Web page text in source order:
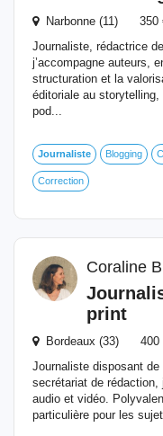
Narbonne (11) 350
Journaliste, rédactrice
j’accompagne auteurs,
structuration et la
éditoriale au
pod...
Journaliste Blogging
Correction
Coraline
print
Bordeaux (33) 400
Journaliste disposant
secrétariat de
audio et vidéo.
particulière pour les